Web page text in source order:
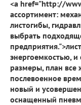
<a href="http://
ассортимент:
листогибы,
выбрать
энергоемкостью,
размеры, план все
послевоенное
новый и
оснащенный